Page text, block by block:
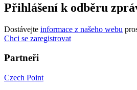
Přihlášení k odběru
Dostávejte informace z našeho webu
Chci se zaregistrovat
Partneři
Czech Point